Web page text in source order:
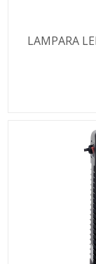
LAMPARA